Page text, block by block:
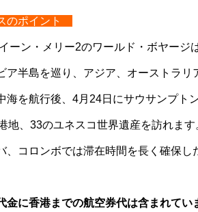
のポイント
ーン・メリー2のワールド・ボヤー
ア半島を巡り、アジア、オーストラ
海を航行後、4月24日にサウサンプト
地、33のユネスコ世界遺産を訪れま
、コロンボでは滞在時間を長く確保
金に香港までの航空券代は含まれて